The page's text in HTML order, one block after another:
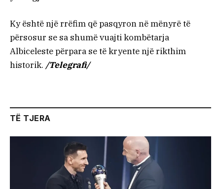
Ky është një rrëfim që pasqyron në mënyrë të
përsosur se sa shumë vuajti kombëtarja
Albiceleste përpara se të kryente një rikthim
historik. /Telegrafi/
TË TJERA